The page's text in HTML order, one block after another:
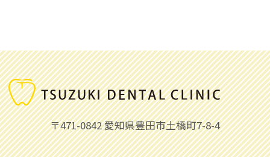
〒471-0842愛知県豊田市土橋町7-8-4